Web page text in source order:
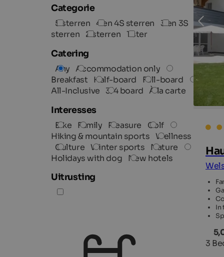
Categorie
5 sterren 4 en 4S sterren
3 en 3S
sterren
2 sterren 1 ster
Catering
Any Accommodation only
Breakfast
Half-board
Full-board
All-Inclusive
3/4 board À la carte
Interesses
Bike Family Pleasure
Golf
Hiking & mountain sports Wellness
Culture Winter sports
Nature
Holidays with dog
New hotels
Uitrusting
In
3